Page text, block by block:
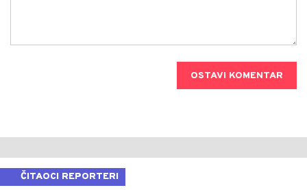
OSTAVI KOMENTAR
ČITAOCI REPORTERI